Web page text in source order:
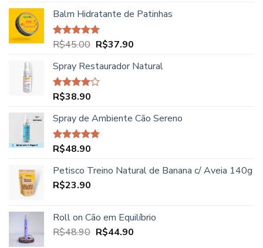
original
era:
R$52.00.
atual
R$46.90.
Balm Hidratante de Patinhas
Avaliação
R$45.00 O
original
era:
R$37.90O
atual
Spray Restaurador Natural
Avaliação
5
R$38.90
Spray de Ambiente Cão Sereno
Avaliação
R$48.90
Petisco Treino Natural de Banana c/ Aveia 140g
R$23.90
Roll on Cão em Equilíbrio
R$48.90 O
R$44.90O